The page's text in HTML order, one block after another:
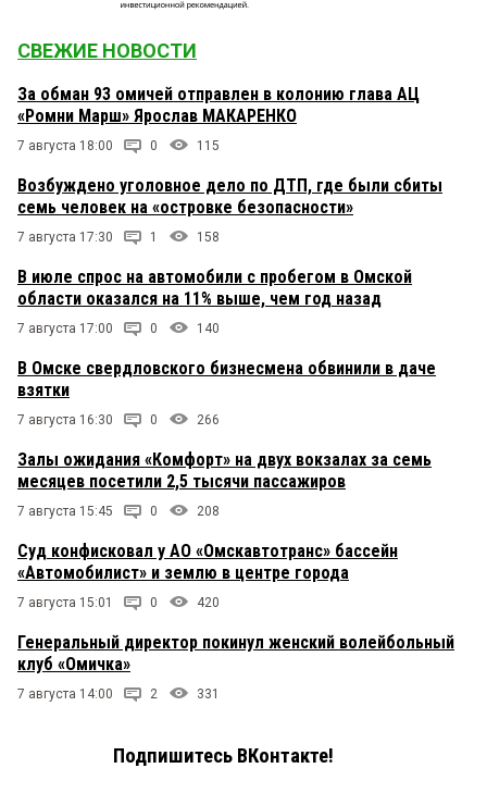
СВЕЖИЕ НОВОСТИ
За обман 93 омичей отправлен в колонию глава АЦ
«Ромни Марш» Ярослав МАКАРЕНКО
7 августа 18:00 0 115
Возбуждено уголовное дело по ДТП, где были сбиты
семь человек на «островке безопасности»
7 августа 17:30 1 158
В июле спрос на автомобили с пробегом в Омской
области оказался на 11% выше, чем год назад
7 августа 17:00 0 140
В Омске свердловского бизнесмена обвинили в даче
взятки
7 августа 16:30 0 266
Залы ожидания «Комфорт» на двух вокзалах за семь
месяцев посетили 2,5 тысячи пассажиров
7 августа 15:45 0 208
Суд конфисковал у АО «Омскавтотранс» бассейн
«Автомобилист» и землю в центре города
7 августа 15:01 0 420
Генеральный директор покинул женский волейбольный
клуб «Омичка»
7 августа 14:00 2 331
Подпишитесь ВКонтакте!